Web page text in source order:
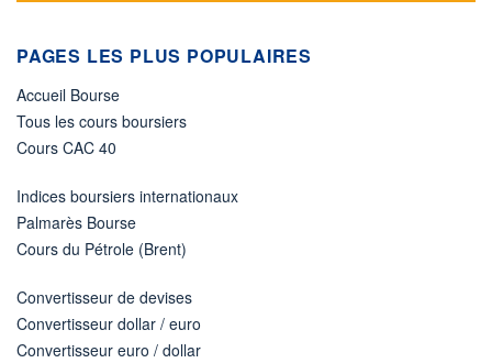
PAGES LES PLUS POPULAIRES
Accueil Bourse
Tous les cours boursiers
Cours CAC 40
Indices boursiers internationaux
Palmarès Bourse
Cours du Pétrole (Brent)
Convertisseur de devises
Convertisseur dollar / euro
Convertisseur euro / dollar